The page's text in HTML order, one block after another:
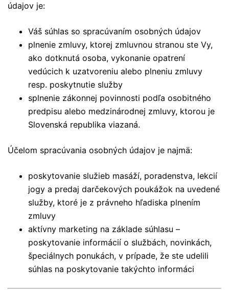
údajov je:
Váš súhlas so spracúvaním osobných údajov
plnenie zmluvy, ktorej zmluvnou stranou ste Vy,
ako dotknutá osoba, vykonanie opatrení
vedúcich k uzatvoreniu alebo plneniu zmluvy
resp. poskytnutie služby
splnenie zákonnej povinnosti podľa osobitného
predpisu alebo medzinárodnej zmluvy, ktorou je
Slovenská republika viazaná.
Účelom spracúvania osobných údajov je najmä:
poskytovanie služieb masáží, poradenstva, lekcií
jogy a predaj darčekových poukážok na uvedené
služby, ktoré je z právneho hľadiska plnením
zmluvy
aktívny marketing na základe súhlasu –
poskytovanie informácií o službách, novinkách,
špeciálnych ponukách, v prípade, že ste udelili
súhlas na poskytovanie takýchto informáci